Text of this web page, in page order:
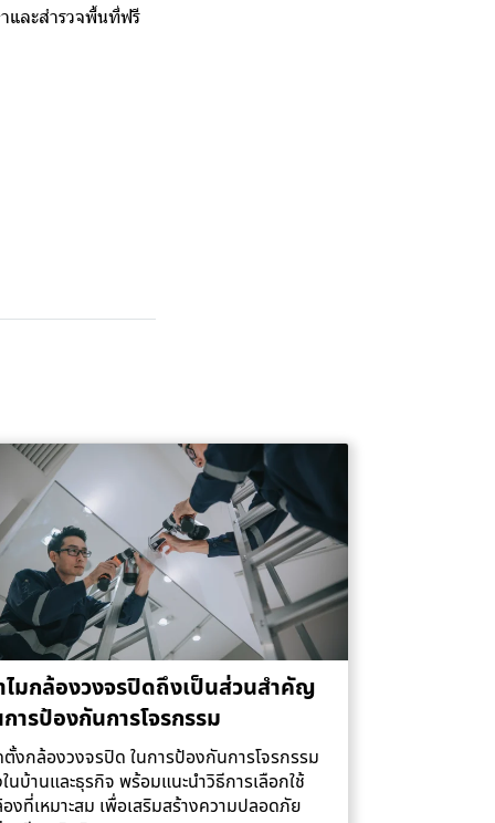
และสำรวจพื้นที่ฟรี
ไมกล้องวงจรปิดถึงเป็นส่วนสำคัญ
การป้องกันการโจรกรรม
งกล้องวงจรปิด ในการป้องกันการโจรกรรม
นบ้านและธุรกิจ พร้อมแนะนำวิธีการเลือกใช้
งที่เหมาะสม เพื่อเสริมสร้างความปลอดภัย